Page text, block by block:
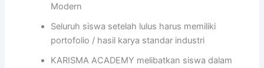
Modern
Seluruh siswa setelah lulus harus memiliki
portofolio / hasil karya standar industri
KARISMA ACADEMY melibatkan siswa dalam